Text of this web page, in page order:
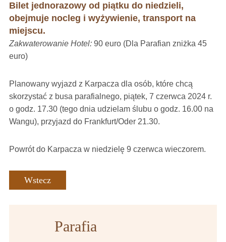
Bilet jednorazowy od piątku do niedzieli,
obejmuje nocleg i wyżywienie, transport na
miejscu.
Zakwaterowanie Hotel: 90 euro (Dla Parafian zniżka 45
euro)
Planowany wyjazd z Karpacza dla osób, które chcą
skorzystać z busa parafialnego, piątek, 7 czerwca 2024 r.
o godz. 17.30 (tego dnia udzielam ślubu o godz. 16.00 na
Wangu), przyjazd do Frankfurt/Oder 21.30.
Powrót do Karpacza w niedzielę 9 czerwca wieczorem.
Wstecz
Parafia